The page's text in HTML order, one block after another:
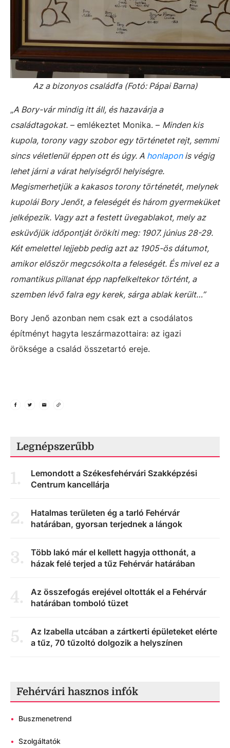
Az a bizonyos családfa (Fotó: Pápai Barna)
„A Bory-vár mindig itt áll, és hazavárja a
családtagokat. – emlékeztet Monika. – Minden kis
kupola, torony vagy szobor egy történetet rejt, semmi
sincs véletlenül éppen ott és úgy. A honlaponis végig
lehet járni a várat helyiségről helyiségre.
Megismerhetjük a kakasos torony történetét, melynek
kupolái Bory Jenőt, a feleségét és három gyermeküket
jelképezik. Vagy azt a festett üvegablakot, mely az
esküvőjük időpontját örökíti meg: 1907. június 28-29.
Két emelettel lejjebb pedig azt az 1905-ös dátumot,
amikor először megcsókolta a feleségét. És mivel ez a
romantikus pillanat épp napfelkeltekor történt, a
szemben lévő falra egy kerek, sárga ablak került…”
Bory Jenő azonban nem csak ezt a csodálatos
építményt hagyta leszármazottaira: az igazi
öröksége a család összetartó ereje.
Legnépszerűbb
1.
Lemondott a Székesfehérvári Szakképzési
Centrum kancellárja
2.
Hatalmas területen ég a tarló Fehérvár
határában, gyorsan terjednek a lángok
3.
Több lakó már el kellett hagyja otthonát, a
házak felé terjed a tűz Fehérvár határában
4.
Az összefogás erejével oltották el a Fehérvár
határában tomboló tüzet
5.
Az Izabella utcában a zártkerti épületeket elérte
a tűz, 70 tűzoltó dolgozik a helyszínen
Fehérvári hasznos infók
• Buszmenetrend
• Szolgáltatók